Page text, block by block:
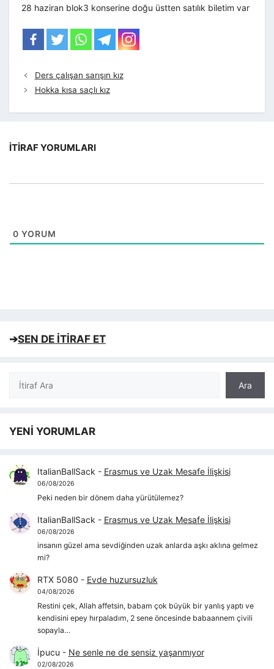
28 haziran blok3 konserine doğu üstten satılık biletim var
Ders çalışan sarışın kız
Hokka kısa saçlı kız
İTIRAF YORUMLARI
0 YORUM
➔SEN DE İTİRAF ET
Ara
Ara
YENİ YORUMLAR
ItalianBallSack - Erasmus ve Uzak Mesafe İlişkisi
06/08/2026
Peki neden bir dönem daha yürütülemez?
ItalianBallSack - Erasmus ve Uzak Mesafe İlişkisi
06/08/2026
insanın güzel ama sevdiğinden uzak anlarda aşkı aklına gelmez
mi?
RTX 5080 - Evde huzursuzluk
04/08/2026
Restini çek, Allah affetsin, babam çok büyük bir yanlış yaptı ve
kendisini epey hırpaladım, 2 sene öncesinde babaannem çivili
sopayla…
İpucu - Ne senle ne de sensiz yaşanmıyor
02/08/2026